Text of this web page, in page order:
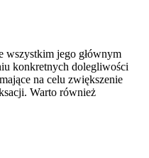
wszystkim jego głównym
konkretnych dolegliwości
na celu zwiększenie
Warto również